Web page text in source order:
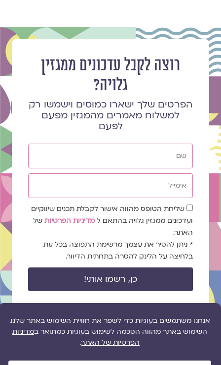
רוצה לקבל עדכונים ממגזין
גלויה?
הפרטים שלך ישארו כמוסים וישמשו רק
למשלוח מאמרים מהמגזין מפעם
לפעם
שדה
הסכמה
שליחת הטופס מהווה אישור לקבלת תכנים שיווקיים
ועדכונים ממגזין גלויה בהתאם למדיניות הפרטיותשל
האתר.
* ניתן להסיר את עצמך מרשימת התפוצה בכל עת
בלחיצה על הלינק להסרה בתחתית הדיוור.
כן, רשמו אותי!
מיניות